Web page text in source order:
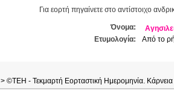
Για εορτή πηγαίνετε στο αντίστοιχο
Όνομα:
Ετυμολογία:
Από το
> ©ΤΕΗ - Τεκμαρτή Εορταστική Ημερομηνία. Κάρνεια